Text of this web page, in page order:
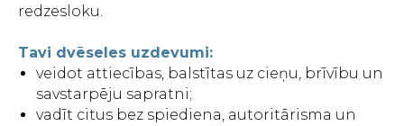
redzesloku.
Tavi dvēseles uzdevumi:
veidot attiecības, balstītas uz cieņu, brīvību un
savstarpēju sapratni;
vadīt citus bez spiediena, autoritārisma un